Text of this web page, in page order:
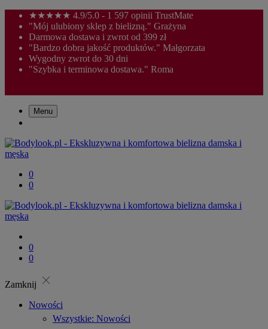
★★★★★ 4.9/5.0 - 1 597 opinii TrustMate
"Mój ulubiony sklep z bielizną." Grażyna
Darmowa dostawa i zwrot od 399 zł
"Bardzo dobra jakość produktów." Małgorzata
Wygodny zwrot do 30 dni
"Szybka i terminowa dostawa." Roma
Menu
0
0
0
0
Zamknij close
Nowości
Wszystkie: Nowości